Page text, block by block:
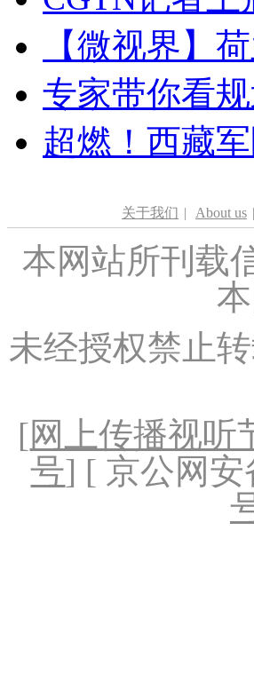
【微视界】
专家带你看
超燃！西藏
关于我们 | About us |
本网站所刊载
未经授权禁止
[网上传播视听
号] [ 京公网安